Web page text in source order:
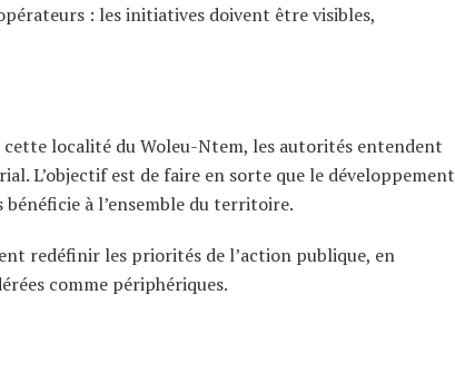
: les initiatives doivent être visibles,
localité du Woleu-Ntem, les autorités entendent
L’objectif est de faire en sorte que le développement
à l’ensemble du territoire.
redéfinir les priorités de l’action publique, en
comme périphériques.